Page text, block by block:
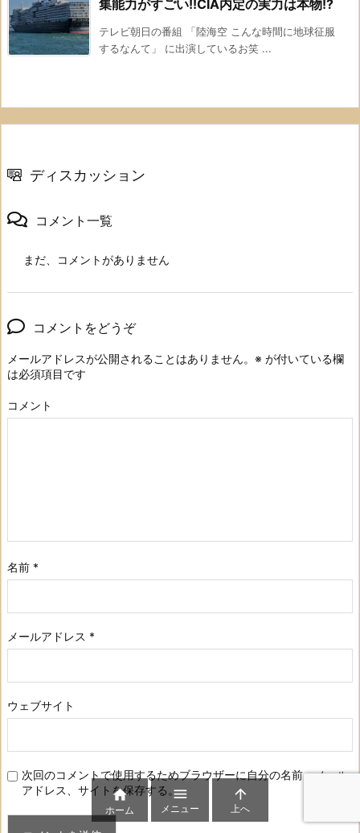
集能力がすごい!!CIA内定の実力は本物!?
テレビ朝日の番組 「陸海空 こんな時間に地球征服
するなんて」 に出演しているお笑 ...
ディスカッション
コメント一覧
まだ、コメントがありません
コメントをどうぞ
メールアドレスが公開されることはありません。 ※ が付いている欄
は必須項目です
コメント
名前 *
メールアドレス *
ウェブサイト
次回のコメントで使用するためブラウザーに自分の名前、メール
アドレス、サイトを保存する。

ホーム

メニュー

上へ